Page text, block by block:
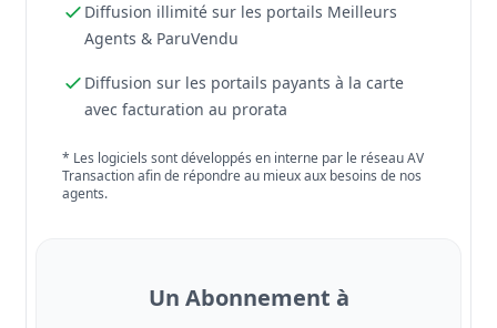
Diffusion illimité sur les portails Meilleurs
Agents & ParuVendu
Diffusion sur les portails payants à la carte
avec facturation au prorata
* Les logiciels sont développés en interne par le réseau AV
Transaction afin de répondre au mieux aux besoins de nos
agents.
Un Abonnement à